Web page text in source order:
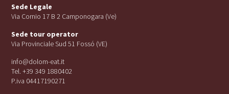
Sede Legale
Via Cornio 17 B 2 Camponogara (Ve)
Sede tour operator
Via Provinciale Sud 51 Fossó (VE)
info@dolom-eat.it
Tel. +39 349 1880402
P.iva 04417190271